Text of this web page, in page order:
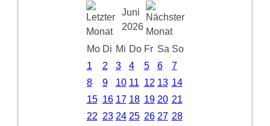
Juni
2026
Mo Di Mi Do Fr Sa So
1
2 3 4 5 6
7
8
9 10 11 12 13 14
15 16 17 18 19 20 21
22 23 24 25 26 27 28